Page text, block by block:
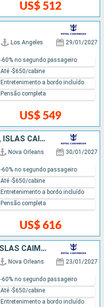
US$ 512
Los Angeles 29/01/2027
US$ 549
-60% no segundo passageiro
Até -$650/cabine
Entretenimento a bordo incluído
Pensão completa
ESTADOS UNIDOS, JAMAICA, ISLAS CAIMÁN, MÉXICO
Nova Orleans 30/01/2027
US$ 616
-60% no segundo passageiro
Até -$650/cabine
Entretenimento a bordo incluído
Pensão completa
ESTADOS UNIDOS, MÉXICO, ISLAS CAIMÁN, JAMAICA
Nova Orleans 23/01/2027
-60% no segundo passageiro
Até -$650/cabine
Entretenimento a bordo incluído